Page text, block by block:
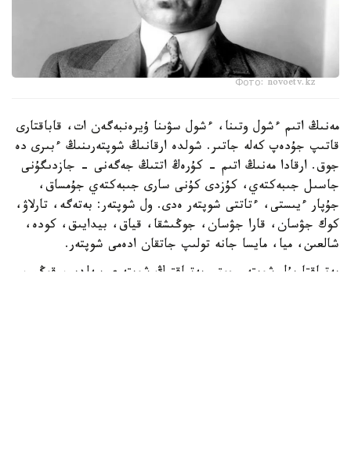
Фото: novoetv.kz
مەنىڭ اتىم ءشول وتىنا، ءشول سۋىنا ۇيرەنبەگەن ات، قاباقتارى
قاتىپ جۇدەپ كەلە جاتىر. شولدە ارقانىڭ شوپتەرىنىڭ ءبىرى دە
جوق. ارقادا مەنىڭ اتىم - كۇرەڭ اتتىڭ جەگەنى - جازدىگۇنى
جاسىل جىبەكتەي، كۇزدى كۇنى سارى جىبەكتەي جۇمساق،
جۇپار ءيىستى، ءتاتتى شوپتەر ەدى. ول شوپتەر: بەتەگە، تارلاۋ،
كوك جۋسان، قارا جۋسان، جوڭىشقا، قياق، بيدايىق، كودە،
شالعىن، ميا، مايسا جانە تولىپ جاتقان ادەمى شوپتەر.
بەتپاقتا بۇل شوپتەر جوق. بەتپاقتىڭ شوپتەرى سەلدىر، قوڭىر،